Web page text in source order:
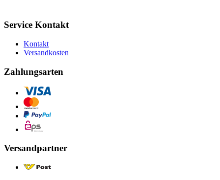
Service Kontakt
Kontakt
Versandkosten
Zahlungsarten
Versandpartner